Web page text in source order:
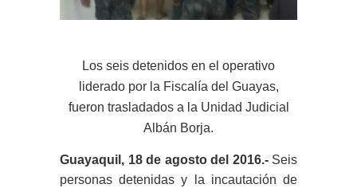
Los seis detenidos en el operativo
liderado por la Fiscalía del Guayas,
fueron trasladados a la Unidad Judicial
Albán Borja.
Guayaquil, 18 de agosto del 2016.- Seis
personas detenidas y la incautación de